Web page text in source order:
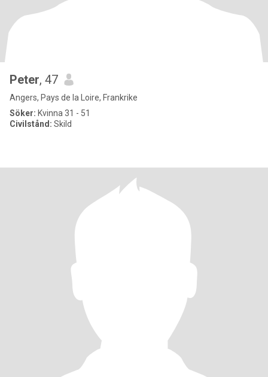
Peter, 47
Angers, Pays de la Loire, Frankrike
Söker: Kvinna 31 - 51
Civilstånd: Skild